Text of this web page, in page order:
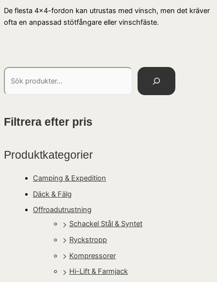
Filtrera efter pris
Produktkategorier
Camping & Expedition
Däck & Fälg
Offroadutrustning
Schackel Stål & Syntet
Ryckstropp
Kompressorer
Hi-Lift & Farmjack
De flesta 4×4-fordon kan utrustas med vinsch, men det kräver
ofta en anpassad stötfångare eller vinschfäste.